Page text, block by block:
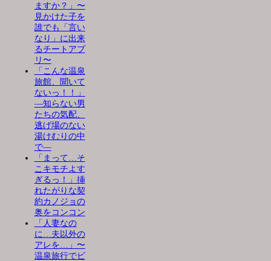
ますか？」〜
見かけた子を
誰でも「言い
なり」に出来
るチートアプ
リ〜
「こんな温泉
旅館、聞いて
ないっ！！」
―知らない男
たちの気配、
逃げ場のない
湯けむりの中
で―
「まって…そ
こキモチよす
ぎるっ！」挿
れたがりな契
約カノジョの
奥をコンコン
「人妻なの
に…夫以外の
アレを…」〜
温泉旅行でビ